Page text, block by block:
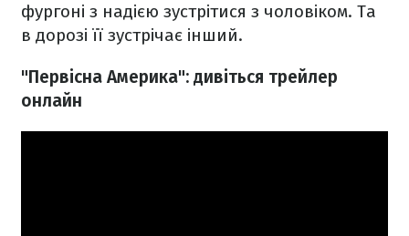
фургоні з надією зустрітися з чоловіком. Та
в дорозі її зустрічає інший.
"Первісна Америка": дивіться трейлер
онлайн